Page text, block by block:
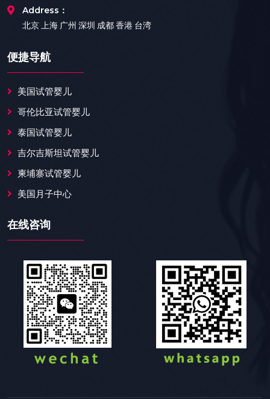
Address：
北京 上海 广州 深圳 成都 香港 台湾
便捷导航
美国试管婴儿
哥伦比亚试管婴儿
泰国试管婴儿
吉尔吉斯坦试管婴儿
柬埔寨试管婴儿
美国月子中心
在线咨询